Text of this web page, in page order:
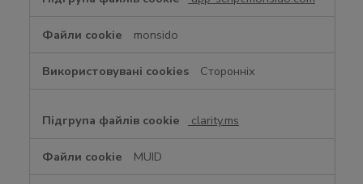
monsido
Сторонніх
clarity.ms
MUID